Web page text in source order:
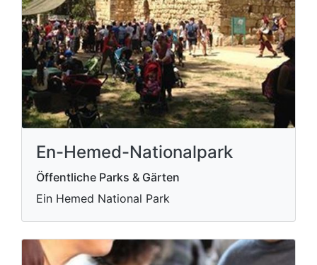
En-Hemed-Nationalpark
Öffentliche Parks & Gärten
Ein Hemed National Park